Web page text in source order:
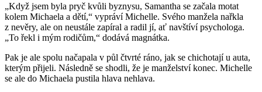
„Když jsem byla pryč kvůli byznysu, Samantha se začala motat
kolem Michaela a dětí,“ vypráví Michelle. Svého manžela nařkla
z nevěry, ale on neustále zapíral a radil jí, ať navštíví psychologa.
„To řekl i mým rodičům,“ dodává magnátka.
Pak je ale spolu načapala v půl čtvrté ráno, jak se chichotají u auta,
kterým přijeli. Následně se shodli, že je manželství konec. Michelle
se ale do Michaela pustila hlava nehlava.